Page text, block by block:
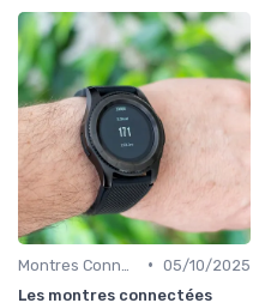
• 05/10/2025
Les montres connectées